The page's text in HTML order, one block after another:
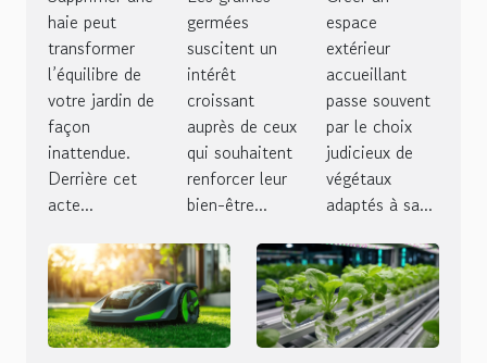
votre jardin
?
haie peut
transformer
l’équilibre de
votre jardin de
façon
inattendue.
Derrière cet
acte...
elles votre
bien-être
quotidien ?
germées
suscitent un
intérêt
croissant
auprès de ceux
qui souhaitent
renforcer leur
bien-être...
grimpantes
pour
pergolas
espace
extérieur
accueillant
passe souvent
par le choix
judicieux de
végétaux
adaptés à sa...